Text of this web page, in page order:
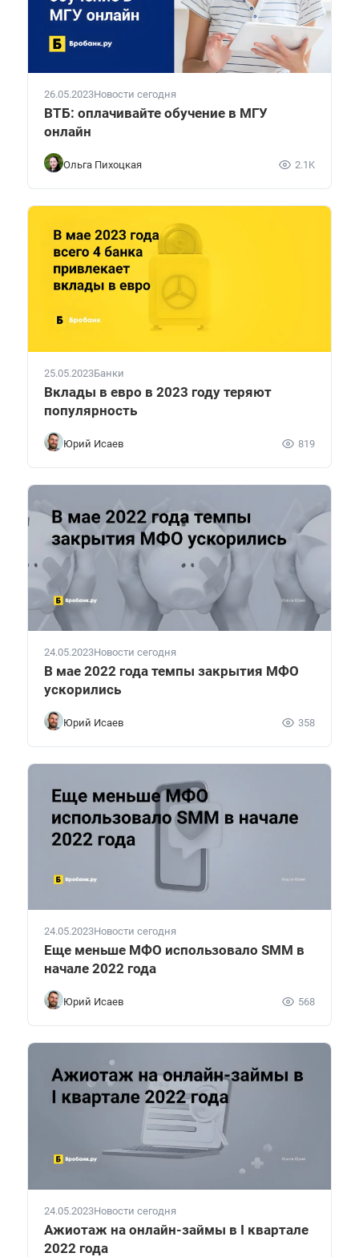
26.05.2023Новости сегодня
ВТБ: оплачивайте обучение в МГУ
онлайн
Ольга Пихоцкая 2.1K
25.05.2023Банки
Вклады в евро в 2023 году теряют
популярность
Юрий Исаев 819
24.05.2023Новости сегодня
В мае 2022 года темпы закрытия МФО
ускорились
Юрий Исаев 358
24.05.2023Новости сегодня
Еще меньше МФО использовало SMM в
начале 2022 года
Юрий Исаев 568
24.05.2023Новости сегодня
Ажиотаж на онлайн-займы в I квартале
2022 года